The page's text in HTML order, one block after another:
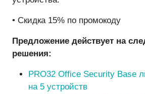
• Скидка 15% по промокоду
Предложение действует на
решения:
PRO32 Office Security Base
на 5 устройств